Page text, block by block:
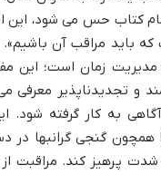
کتاب حس می شود، این
باید مراقب آن باشیم».
زمان است؛ این
و تجدیدناپذیر
به کار گرفته شود.
همچون گنجی گرانبها در
پرهیز کند. مراقبت از